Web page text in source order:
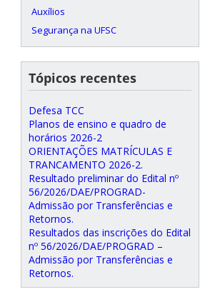
Auxílios
Segurança na UFSC
Tópicos recentes
Defesa TCC
Planos de ensino e quadro de
horários 2026-2
ORIENTAÇÕES MATRÍCULAS E
TRANCAMENTO 2026-2.
Resultado preliminar do Edital nº
56/2026/DAE/PROGRAD-
Admissão por Transferências e
Retornos.
Resultados das inscrições do Edital
nº 56/2026/DAE/PROGRAD –
Admissão por Transferências e
Retornos.